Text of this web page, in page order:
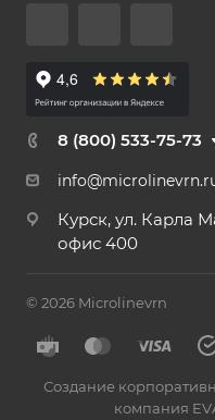
8 (800) 533-75-73
Курск, ул. Карла
офис 400
© 2026 Microlinevrn
Создание
компания